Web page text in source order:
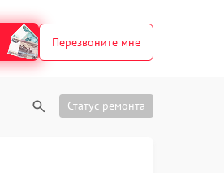
Перезвоните мне
Статус ремонта